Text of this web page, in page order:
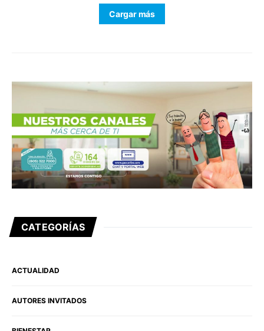
Cargar más
CATEGORÍAS
ACTUALIDAD
AUTORES INVITADOS